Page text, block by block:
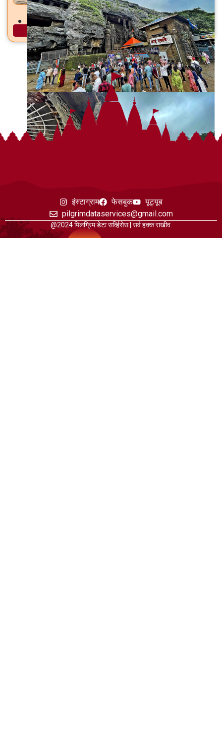
धारेश्वर महादेव मंदिर धायरी, सिंहगड रस्ता, पुणे
अधिक माहिती
इंस्टाग्राम फेसबुक
यूट्यूब
pilgrimdataservices@gmail.com
@2024 पिलग्रिम डेटा सर्व्हिसेस | सर्व हक्क राखीव.